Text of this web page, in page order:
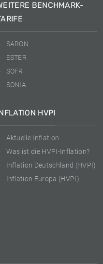
BENCHMARK-
SARON
ESTER
SOFR
SONIA
HVPI
Aktuelle Inflation
Was ist die HVPI-Inflation?
Inflation Deutschland (HVPI)
Inflation Europa (HVPI)